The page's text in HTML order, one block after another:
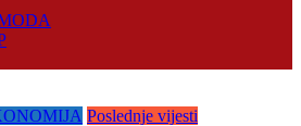
Poslednje vijesti